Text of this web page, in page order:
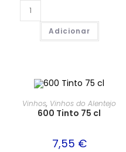
Adicionar
Vinhos, Vinhos do Alentejo
600 Tinto 75 cl
7,55 €